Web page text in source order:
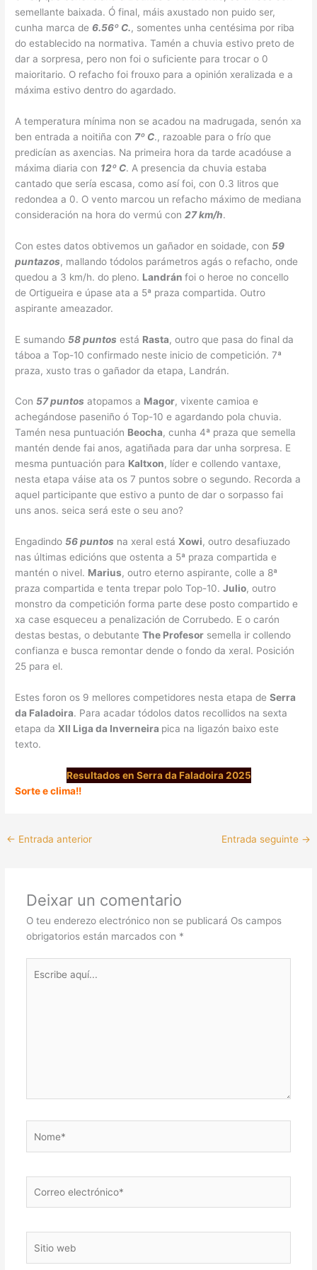
semellante baixada. Ó final, máis axustado non puido ser,
cunha marca de6.56º C., somentes unha centésima por riba
do establecido na normativa. Tamén a chuvia estivo preto de
dar a sorpresa, pero non foi o suficiente para trocar o 0
maioritario. O refacho foi frouxo para a opinión xeralizada e a
máxima estivo dentro do agardado.
A temperatura mínima non se acadou na madrugada, senón xa
ben entrada a noitiña con 7º C., razoable para o frío que
predicían as axencias. Na primeira hora da tarde acadóuse a
máxima diaria con 12º C. A presencia da chuvia estaba
cantado que sería escasa, como así foi, con 0.3 litros que
redondea a 0. O vento marcou un refacho máximo de mediana
consideración na hora do vermú con27 km/h.
Con estes datos obtivemos un gañador en soidade, con59
puntazos, mallando tódolos parámetros agás o refacho, onde
quedou a 3 km/h. do pleno. Landránfoi o heroe no concello
de Ortigueira e úpase ata a 5ª praza compartida. Outro
aspirante ameazador.
E sumando58 puntos está Rasta, outro que pasa do final da
táboa a Top-10 confirmado neste inicio de competición. 7ª
praza, xusto tras o gañador da etapa, Landrán.
Con57 puntos atopamos a Magor, vixente camioa e
achegándose paseniño ó Top-10 e agardando pola chuvia.
Tamén nesa puntuación Beocha, cunha 4ª praza que semella
mantén dende fai anos, agatiñada para dar unha sorpresa. E
mesma puntuación para Kaltxon, líder e collendo vantaxe,
nesta etapa váise ata os 7 puntos sobre o segundo. Recorda a
aquel participante que estivo a punto de dar o sorpasso fai
uns anos. seica será este o seu ano?
Engadindo56 puntos na xeral estáXowi, outro desafiuzado
nas últimas edicións que ostenta a 5ª praza compartida e
mantén o nivel. Marius, outro eterno aspirante, colle a 8ª
praza compartida e tenta trepar polo Top-10.Julio, outro
monstro da competición forma parte dese posto compartido e
xa case esqueceu a penalización de Corrubedo. E o carón
destas bestas, o debutanteThe Profesor semella ir collendo
confianza e busca remontar dende o fondo da xeral. Posición
25 para el.
Estes foron os 9 mellores competidores nesta etapa deSerra
da Faladoira. Para acadar tódolos datos recollidos na sexta
etapa daXII Liga da Inverneira pica na ligazón baixo este
texto.
Resultados en Serra da Faladoira 2025
Sorte e clima!!
← Entrada anterior Entrada seguinte →
Deixar un comentario
O teu enderezo electrónico non se publicará Os campos
obrigatorios están marcados con *
aquí...
electrónico*
web